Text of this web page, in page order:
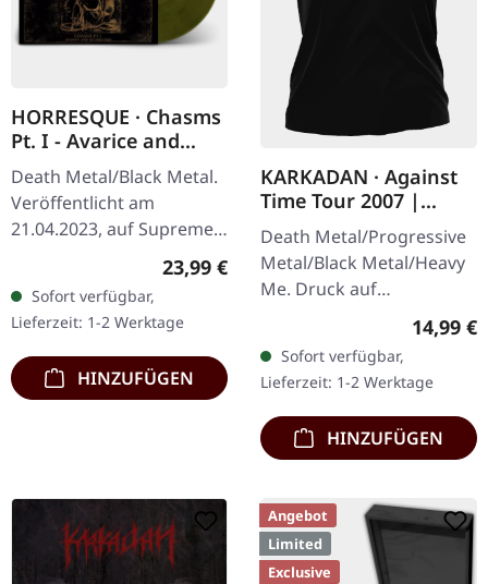
HORRESQUE · Chasms
Pt. I - Avarice and
Retribution |
YELLOW/BLACK LP
Death Metal/Black Metal.
Veröffentlicht am
21.04.2023, auf Supreme
Dunkelgelb/Schwarz
marmoriertes Vinyl im
schweren Cover…
Regulärer Preis:
23,99 €
Sofort verfügbar,
Lieferzeit: 1-2 Werktage
HINZUFÜGEN
KARKADAN · Against
Time Tour 2007 |
GIRLIE
Death Metal/Progressive
Metal/Black Metal/Heavy
Me. Druck auf
Rückseite. Front Logo,
Rückseite: Tourdaten.
100% Baumwolle
14,99 €
Sofort verfügbar,
Lieferzeit: 1-2 Werktage
HINZUFÜGEN
Angebot
Limited
Exclusive